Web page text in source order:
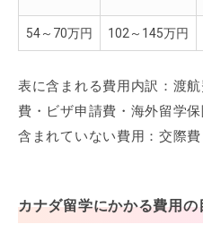
54～70万円 102～145万円
表に含まれる費用内訳：渡
費・ビザ申請費・海外留学
含まれていない費用：交際
カナダ留学にかかる費用の